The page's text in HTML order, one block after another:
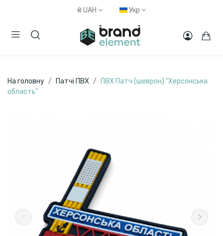
₴ UAH Укр
На головну Патчі ПВХ
ПВХ Патч (шеврон) "Херсонська
область"